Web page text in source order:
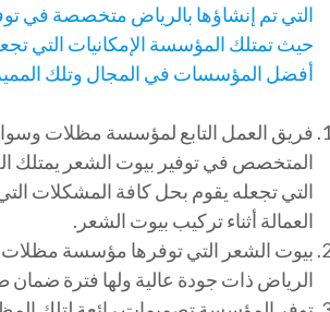
التي تم إنشاؤها بالرياض متخصصة في
حيث تمتلك المؤسسة الإمكانيات التي
أفضل المؤسسات في المجال وتلك
فريق العمل التابع لمؤسسة مظلات
المتخصص في توفير بيوت الشعر يمتلك
التي تجعله يقوم بحل كافة المشكلات
العمالة أثناء تركيب بيوت الشعر.
بيوت الشعر التي توفرها مؤسسة مظلات
الرياض ذات جودة عالية ولها فترة ضمان